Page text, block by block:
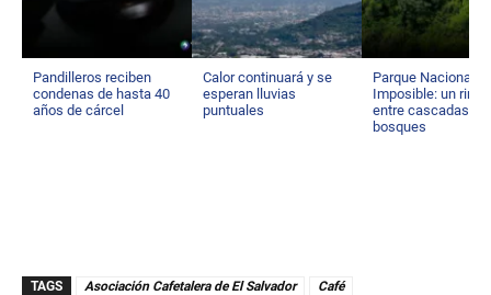
Pandilleros reciben
condenas de hasta 40
años de cárcel
Calor continuará y se
esperan lluvias
puntuales
Parque Nacional El
Imposible: un
entre cascadas y
bosques
TAGS Asociación Cafetalera de El Salvador
Café